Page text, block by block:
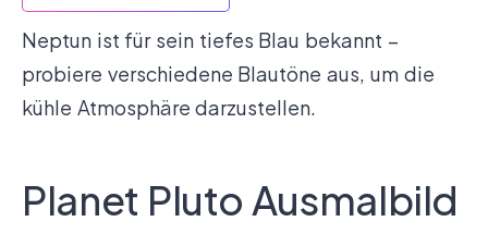
Neptun ist für sein tiefes Blau bekannt –
probiere verschiedene Blautöne aus, um die
kühle Atmosphäre darzustellen.
Planet Pluto Ausmalbild